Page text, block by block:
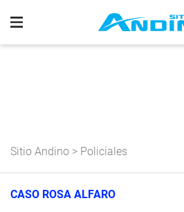
Sitio Andino > Policiales
CASO ROSA ALFARO